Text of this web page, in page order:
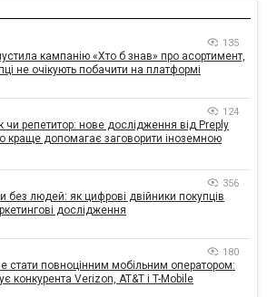
135
кампанію «Хто б знав» про асортимент,
не очікують побачити на платформі
124
чи репетитор: нове дослідження від Preply
краще допомагає заговорити іноземною
356
без людей: як цифрові двійники покупців
дослідження
180
стати повноцінним мобільним оператором:
конкурента Verizon, AT&T і T-Mobile